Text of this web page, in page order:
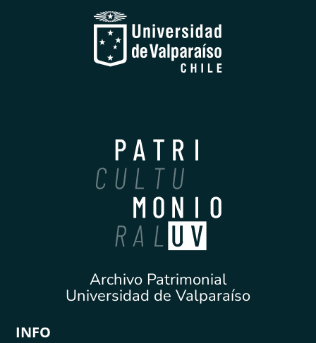
Archivo Patrimonial
Universidad de Valparaíso
INFO